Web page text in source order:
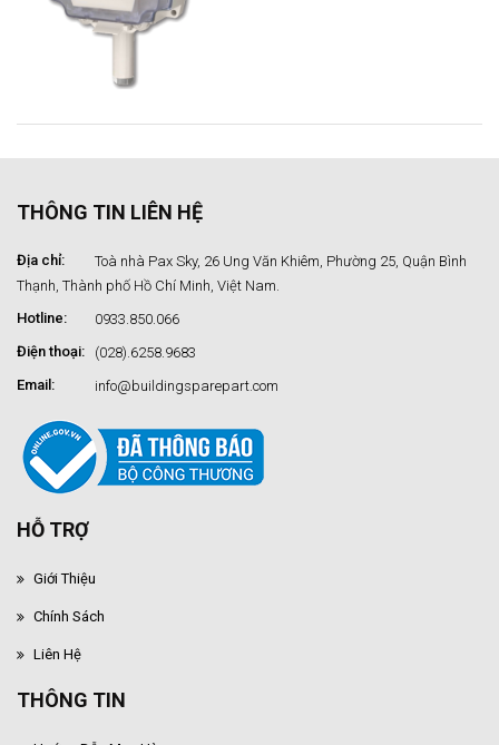
THÔNG TIN LIÊN HỆ
Địa chỉ:
Toà nhà Pax Sky, 26 Ung Văn Khiêm, Phường 25, Quận Bình
Thạnh, Thành phố Hồ Chí Minh, Việt Nam.
Hotline:
0933.850.066
Điện thoại:
(028).6258.9683
Email:
info@buildingsparepart.com
HỖ TRỢ
Giới Thiệu
Chính Sách
Liên Hệ
THÔNG TIN